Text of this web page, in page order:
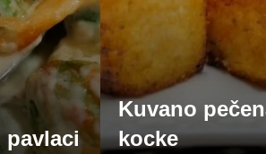
pavlaci
Kuvano
kocke